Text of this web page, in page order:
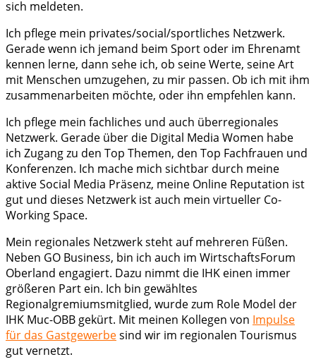
sich meldeten.
Ich pflege mein privates/social/sportliches Netzwerk.
Gerade wenn ich jemand beim Sport oder im Ehrenamt
kennen lerne, dann sehe ich, ob seine Werte, seine Art
mit Menschen umzugehen, zu mir passen. Ob ich mit ihm
zusammenarbeiten möchte, oder ihn empfehlen kann.
Ich pflege mein fachliches und auch überregionales
Netzwerk. Gerade über die Digital Media Women habe
ich Zugang zu den Top Themen, den Top Fachfrauen und
Konferenzen. Ich mache mich sichtbar durch meine
aktive Social Media Präsenz, meine Online Reputation ist
gut und dieses Netzwerk ist auch mein virtueller Co-
Working Space.
Mein regionales Netzwerk steht auf mehreren Füßen.
Neben GO Business, bin ich auch im WirtschaftsForum
Oberland engagiert. Dazu nimmt die IHK einen immer
größeren Part ein. Ich bin gewähltes
Regionalgremiumsmitglied, wurde zum Role Model der
IHK Muc-OBB gekürt. Mit meinen Kollegen von Impulse
für das Gastgewerbesind wir im regionalen Tourismus
gut vernetzt.